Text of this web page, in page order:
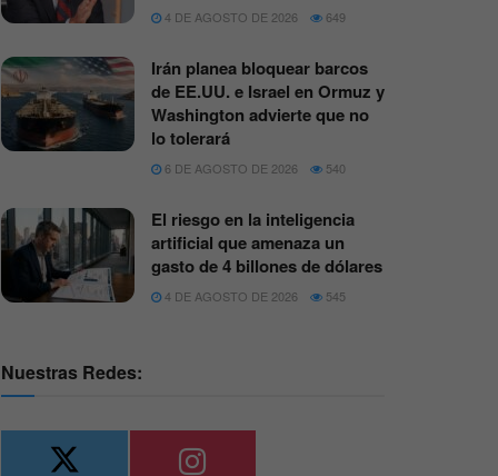
4 DE AGOSTO DE 2026 649
Irán planea bloquear barcos
de EE.UU. e Israel en Ormuz y
Washington advierte que no
lo tolerará
6 DE AGOSTO DE 2026 540
El riesgo en la inteligencia
artificial que amenaza un
gasto de 4 billones de dólares
4 DE AGOSTO DE 2026 545
Nuestras Redes: